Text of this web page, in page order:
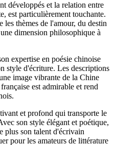
développés et la relation entre
est particulièrement touchante.
thèmes de l'amour, du destin
dimension philosophique à
expertise en poésie chinoise
style d'écriture. Les descriptions
image vibrante de la Chine
est admirable et rend
et profond qui transporte le
son style élégant et poétique,
plus son talent d'écrivain
pour les amateurs de littérature